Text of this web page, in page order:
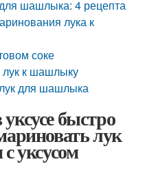
шашлыка: 4 рецепта
лука к
соке
к шашлыку
для шашлыка
быстро
лук
уксусом